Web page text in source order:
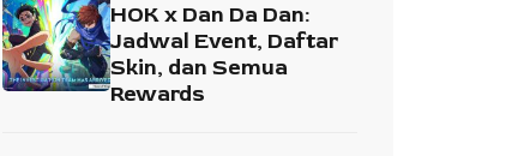
HOK x Dan Da Dan:
Jadwal Event, Daftar
Skin, dan Semua
Rewards